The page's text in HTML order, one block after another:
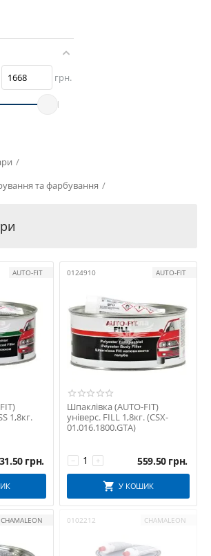
грн.
/
та фарбування /
AUTO-FIT
1,8кг.
грн.
0124910 AUTO-FIT
Шпаклівка (AUTO-FIT)
універс. FILL 1,8кг. (CSX-
01.016.1800.GTA)
+
− 559.50 грн.
У КОШИК
CHAMALEON 0102212 CHAMALEON